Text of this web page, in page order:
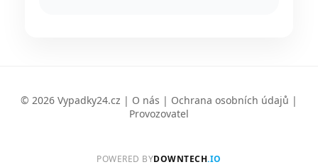
© 2026 Vypadky24.cz | O nás | Ochrana osobních údajů |
Provozovatel
POWERED BYDOWNTECH.IO